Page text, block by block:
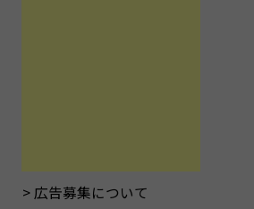
広告募集について